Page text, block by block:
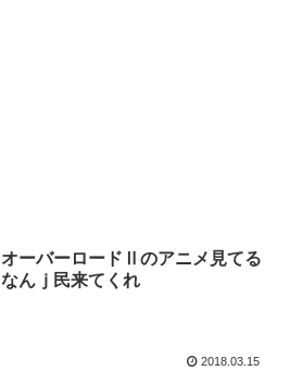
オーバーロードⅡのアニメ見てる
なんｊ民来てくれ
2018.03.15